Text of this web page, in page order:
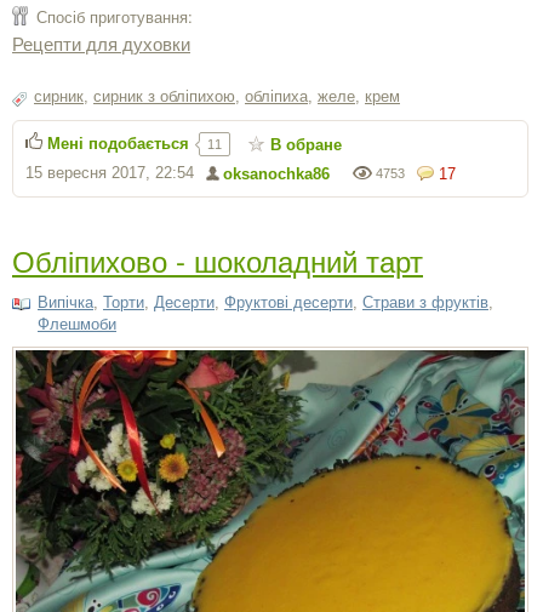
Спосіб приготування:
Рецепти для духовки
сирник, сирник з обліпихою, обліпиха, желе, крем
17
4753
oksanochka86
15 вересня 2017, 22:54
Мені подобається 11 В обране
Обліпихово - шоколадний тарт
Випічка, Торти, Десерти, Фруктові десерти, Страви з фруктів,
Флешмоби